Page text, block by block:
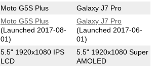
Moto G5S Plus Galaxy J7 Pro
Moto G5S Plus
(Launched 2017-08-
01)
Galaxy J7 Pro
(Launched 2017-06-
01)
5.5" 1920x1080 IPS
LCD
5.5" 1920x1080 Super
AMOLED